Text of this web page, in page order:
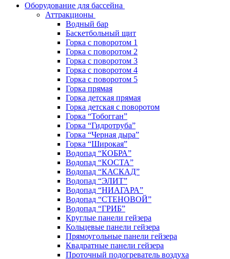
Оборудование для бассейна
Аттракционы
Водный бар
Баскетбольный щит
Горка с поворотом 1
Горка с поворотом 2
Горка с поворотом 3
Горка с поворотом 4
Горка с поворотом 5
Горка прямая
Горка детская прямая
Горка детская с поворотом
Горка “Тобогган”
Горка “Гидротруба”
Горка “Черная дыра”
Горка “Широкая”
Водопад “КОБРА”
Водопад “КОСТА”
Водопад “КАСКАД”
Водопад “ЭЛИТ”
Водопад “НИАГАРА”
Водопад “СТЕНОВОЙ”
Водопад “ГРИБ”
Круглые панели гейзера
Кольцевые панели гейзера
Прямоугольные панели гейзера
Квадратные панели гейзера
Проточный подогреватель воздуха